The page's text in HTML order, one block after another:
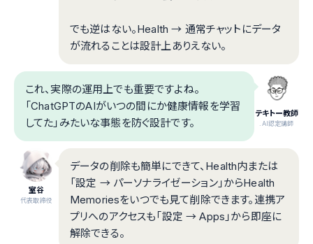
でも逆はない。Health → 通常チャットにデータ
が流れることは設計上ありえない。
テキトー教師
.AI認定講師
これ、実際の運用上でも重要ですよね。
「ChatGPTのAIがいつの間にか健康情報を学習
してた」みたいな事態を防ぐ設計です。
室谷
代表取締役
データの削除も簡単にできて、Health内または
「設定 → パーソナライゼーション」からHealth
Memoriesをいつでも見て削除できます。連携ア
プリへのアクセスも「設定 → Apps」から即座に
解除できる。